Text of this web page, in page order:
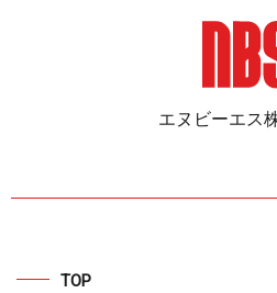
エヌビーエス
TOP